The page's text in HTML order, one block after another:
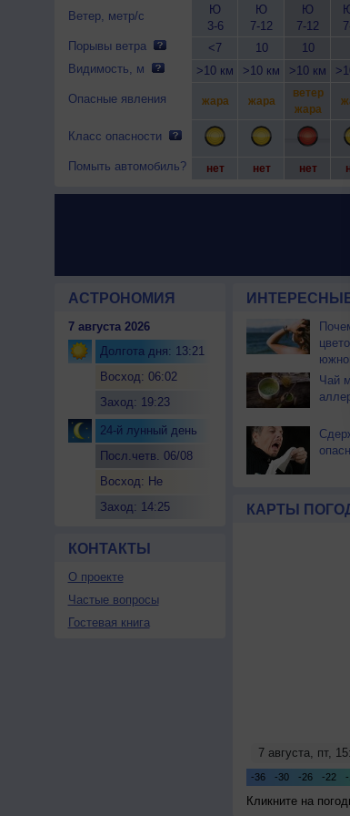
Ветер, метр/с
Порывы ветра
Видимость, м
Опасные явления
Класс опасности
Помыть автомобиль?
Ю
3-6
<7
>10 км
жара
нет
Ю
7-12
10
>10 км
жара
нет
Ю
7-12
10
>10 км
ветер
жара
нет
АСТРОНОМИЯ
7 августа 2026
Долгота дня: 13:21
Восход: 06:02
Заход: 19:23
24-й лунный день
Посл.четв. 06/08
Восход: Не
Заход: 14:25
КОНТАКТЫ
О проекте
Частые вопросы
Гостевая книга
Чай
КАРТЫ
Кликните на